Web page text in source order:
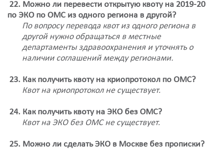
22. Можно ли перевести открытую квоту на 2019-20
по ЭКО по ОМС из одного региона в другой?
По вопросу перевода квот из одного региона в
другой нужно обращаться в местные
департаменты здравоохранения и уточнять о
наличии соглашений между регионами.
23. Как получить квоту на криопротокол по ОМС?
Квот на криопротокол не существует.
24. Как получить квоту на ЭКО без ОМС?
Квот на ЭКО без ОМС не существует.
25. Можно ли сделать ЭКО в Москве без прописки?